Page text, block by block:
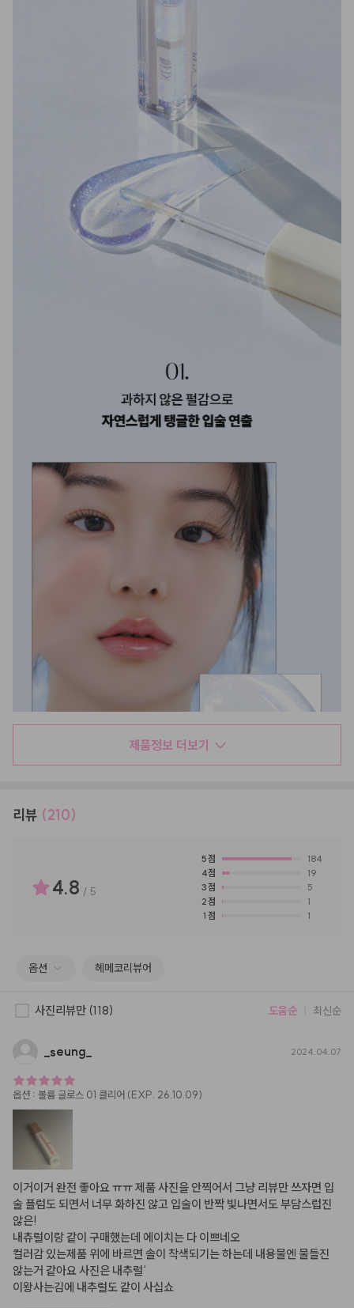
제품정보 더보기
리뷰 (210)
4.8 / 5
5점
184
4점
19
3점
5
2점
1
1 점 1
옵션 헤메코리뷰어
사진리뷰만 (118) 도움순 최신순
seung 2024.04.07
옵션 : 볼륨 글로스 01 클리어 (EXP. 26.10.09)
이거이거 완전 좋아요 ㅠㅠ 제품 사진을 안찍어서 그냥 리뷰만 쓰자면 입
술 플럼도 되면서 너무 화하진 않고 입술이 반짝 빛나면서도 부담스럽진
않은!
내츄럴이랑 같이 구매했는데 에이치는 다 이쁘네오
컬러감 있는제품 위에 바르면 솔이 착색되기는 하는데 내용물엔 물들진
않는거 같아요 사진은 내추럴‘
이왕사는김에 내추럴도 같이 사십쇼